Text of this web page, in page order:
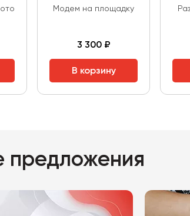
Модем на площадку
3 300 ₽
В корзину
предложения